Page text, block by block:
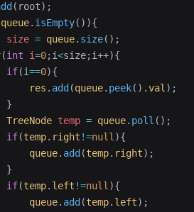
(root);
queue. isEmpty()){
size = queue. size();
(int i=0;i<size;i++){
if
(i==0){
res
. add (queue. peek().val );
}
TreeNode
temp = queue. poll ();
if
(temp. right !=null ){
queue
. add (temp. right);
}
if
(temp. left !=null ){
queue
. add (temp. left);